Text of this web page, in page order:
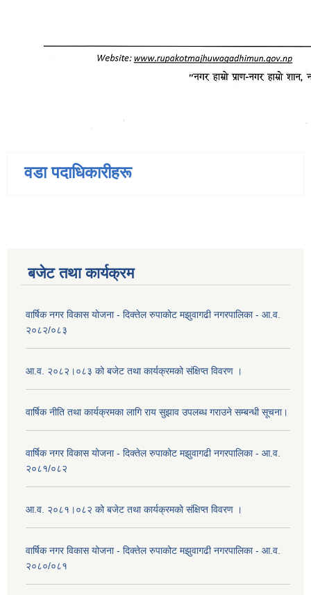
वडा पदाधिकारीहरू
बजेट तथा कार्यक्रम
वार्षिक नगर विकास योजना - दिक्तेल रुपाकोट मझुवागढी नगरपालिका - आ.व.
२०८२/०८३
आ.व. २०८२।०८३ को बजेट तथा कार्यक्रमको संक्षिप्त विवरण ।
वार्षिक नीति तथा कार्यक्रमका लागि राय सुझाव उपलब्ध गराउने सम्बन्धी सूचना।
वार्षिक नगर विकास योजना - दिक्तेल रुपाकोट मझुवागढी नगरपालिका - आ.व.
२०८१/०८२
आ.व. २०८१।०८२ को बजेट तथा कार्यक्रमको संक्षिप्त विवरण ।
वार्षिक नगर विकास योजना - दिक्तेल रुपाकोट मझुवागढी नगरपालिका - आ.व.
२०८०/०८१